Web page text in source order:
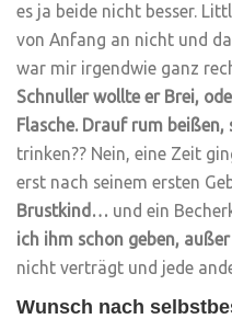
es ja beide nicht besser.
von Anfang an nicht und
war mir irgendwie ganz
Schnuller wollte er Brei,
Flasche. Drauf rum beißen,
trinken?? Nein, eine Zeit
erst nach seinem ersten
Brustkind… und ein
ich ihm schon geben,
nicht verträgt und jede
Wunsch nach